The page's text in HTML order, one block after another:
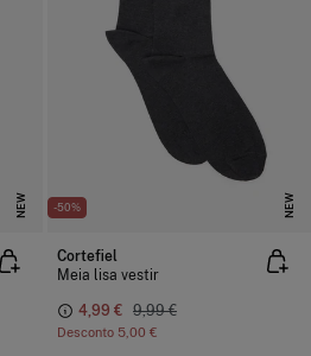
NEW -50% NEW
Cortefiel
Meia lisa vestir
4,99 € 9,99 €
Desconto 5,00 €